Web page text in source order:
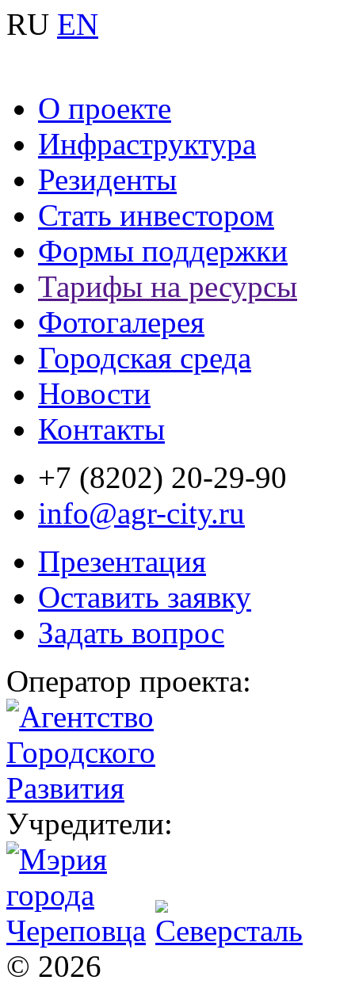
RU EN
О проекте
Инфраструктура
Резиденты
Стать инвестором
Формы поддержки
Тарифы на ресурсы
Фотогалерея
Городская среда
Новости
Контакты
+7 (8202) 20-29-90
info@agr-city.ru
Презентация
Оставить заявку
Задать вопрос
Оператор проекта:
Учредители:
© 2026